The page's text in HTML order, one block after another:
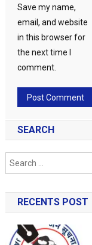
Save my name,
email, and website
in this browser for
the next time I
comment.
SEARCH
RECENTS POST